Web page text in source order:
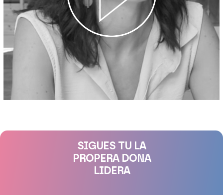
SIGUES TU LA
PROPERA DONA
LIDERA